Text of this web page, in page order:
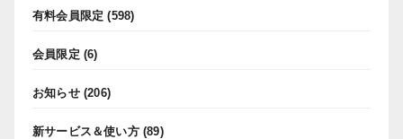
有料会員限定 (598)
会員限定 (6)
お知らせ(206)
新サービス＆使い方(89)